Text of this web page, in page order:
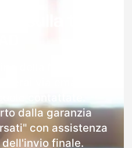
dalla garanzia
con assistenza
finale.